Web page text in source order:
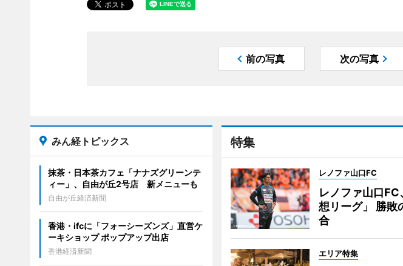
前の写真 次の写真
特集
レノファ山口FC
レノファ山口
想リーグ」 勝敗
合
エリア特集
みん経トピックス
抹茶・日本茶カフェ「ナナズグリーンテ
ィー」、自由が丘2号店 新メニューも
自由が丘経済新聞
香港・ifcに「フォーシーズンズ」直営ケ
ーキショップ ポップアップ出店
香港経済新聞